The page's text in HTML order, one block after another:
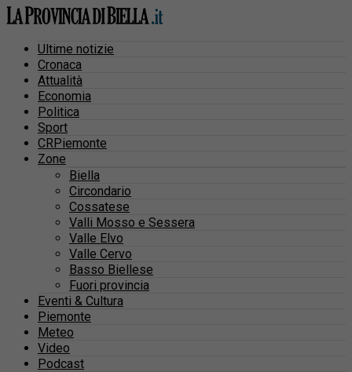
Ultime notizie
Cronaca
Attualità
Economia
Politica
Sport
CRPiemonte
Zone
Biella
Circondario
Cossatese
Valli Mosso e Sessera
Valle Elvo
Valle Cervo
Basso Biellese
Fuori provincia
Eventi & Cultura
Piemonte
Meteo
Video
Podcast